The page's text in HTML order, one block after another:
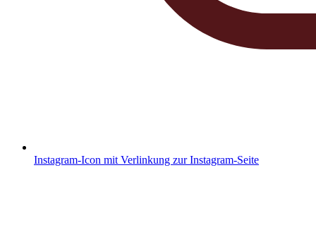
Instagram-Icon mit Verlinkung zur Instagram-Seite